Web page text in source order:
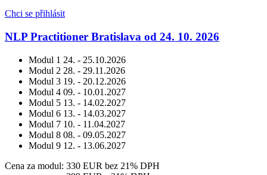
Chci se přihlásit
NLP Practitioner Bratislava od 24. 10. 2026
Modul 1 24. - 25.10.2026
Modul 2 28. - 29.11.2026
Modul 3 19. - 20.12.2026
Modul 4 09. - 10.01.2027
Modul 5 13. - 14.02.2027
Modul 6 13. - 14.03.2027
Modul 7 10. - 11.04.2027
Modul 8 08. - 09.05.2027
Modul 9 12. - 13.06.2027
Cena za modul: 330 EUR bez 21% DPH